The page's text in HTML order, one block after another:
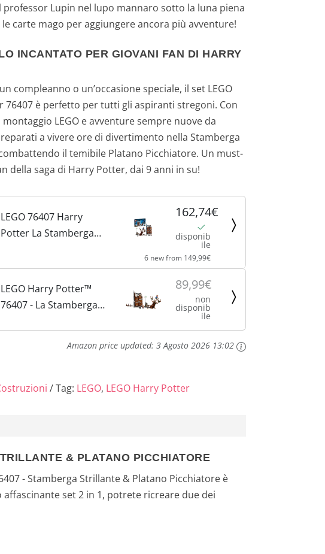
professor Lupin nel lupo mannaro sotto la luna piena
le carte mago per aggiungere ancora più avventure!
INCANTATO PER GIOVANI FAN DI HARRY
compleanno o un’occasione speciale, il set LEGO
76407 è perfetto per tutti gli aspiranti stregoni. Con
montaggio LEGO e avventure sempre nuove da
a vivere ore di divertimento nella Stamberga
il temibile Platano Picchiatore. Un must-
della saga di Harry Potter, dai 9 anni in su!
LEGO 76407 Harry
Potter La Stamberga
Picchiatore, Mondo
Costruire con
Minifigure, Giochi per
Bambini
162,74€
disponib
ile
6 new from 149,99€
LEGO Harry Potter™
76407 - La Stamberga
89,99€
non
disponib
ile
Amazon price updated: 3 Agosto 2026 13:02
Tag: LEGO, LEGO Harry Potter
& PLATANO PICCHIATORE
- Stamberga Strillante & Platano Picchiatore è
set 2 in 1, potrete ricreare due dei